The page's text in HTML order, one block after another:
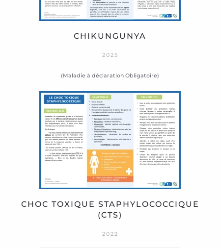
CHIKUNGUNYA
2025
(Maladie à déclaration Obligatoire)
CHOC TOXIQUE STAPHYLOCOCCIQUE
(CTS)
2022